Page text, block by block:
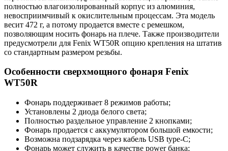
полностью влагоизолированный корпус из алюминия,
невосприимчивый к окислительным процессам. Эта модель
весит 472 г, а потому продается вместе с ремешком,
позволяющим носить фонарь на плече. Также производители
предусмотрели для Fenix WT50R опцию крепления на штатив
со стандартным размером резьбы.
Особенности сверхмощного фонаря Fenix
WT50R
Фонарь поддерживает 8 режимов работы;
Установлены 2 диода белого света;
Полностью раздельное управление 2 кнопками;
Фонарь продается с аккумулятором большой емкости;
Возможна подзарядка через кабель USB type-C;
Фонарь может служить в качестве power банка;